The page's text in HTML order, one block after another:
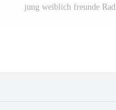
jung weiblich freunde